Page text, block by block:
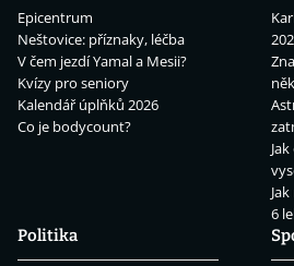
Epicentrum
Neštovice: příznaky, léčba
V čem jezdí Yamal a Mesii?
Kvízy pro seniory
Kalendář úplňků 2026
Co je bodycount?
6
Politika